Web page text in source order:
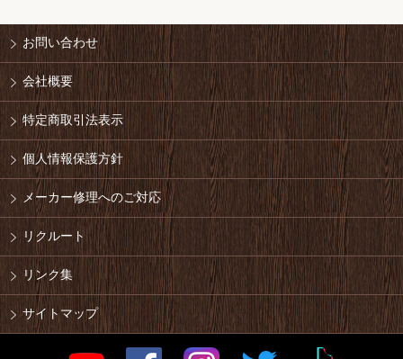
お問い合わせ
会社概要
特定商取引法表示
個人情報保護方針
メーカー修理へのご対応
リクルート
リンク集
サイトマップ